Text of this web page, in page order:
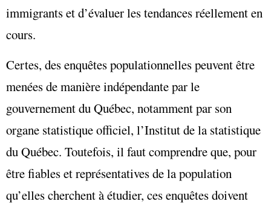
immigrants et d’évaluer les tendances réellement en
cours.
Certes, des enquêtes populationnelles peuvent être
menées de manière indépendante par le
gouvernement du Québec, notamment par son
organe statistique officiel, l’Institut de la statistique
du Québec. Toutefois, il faut comprendre que, pour
être fiables et représentatives de la population
qu’elles cherchent à étudier, ces enquêtes doivent